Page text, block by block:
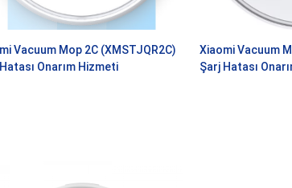
Vacuum Mop 2C (XMSTJQR2C)
Onarım Hizmeti
Xiaomi Vacuum
Şarj Hatası